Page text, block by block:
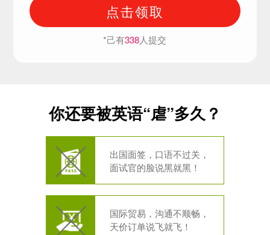
点击领取
*己有338人提交
你还要被英语“虐”多久？
出国面签，口语不过关，
面试官的脸说黑就黑！
国际贸易，沟通不顺畅，
天价订单说飞就飞！